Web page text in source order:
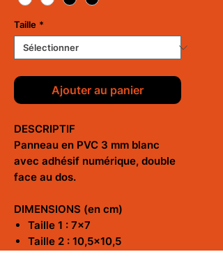
Taille *
Ajouter au panier
DESCRIPTIF
Panneau en PVC 3 mm blanc
avec adhésif numérique, double
face au dos.
DIMENSIONS (en cm)
Taille 1 : 7x7
Taille 2 : 10,5x10,5